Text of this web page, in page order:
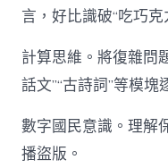
言，好比識破“吃巧
計算思維。將復雜問
話文”“古詩詞”等模塊
數字國民意識。理解
播盜版。